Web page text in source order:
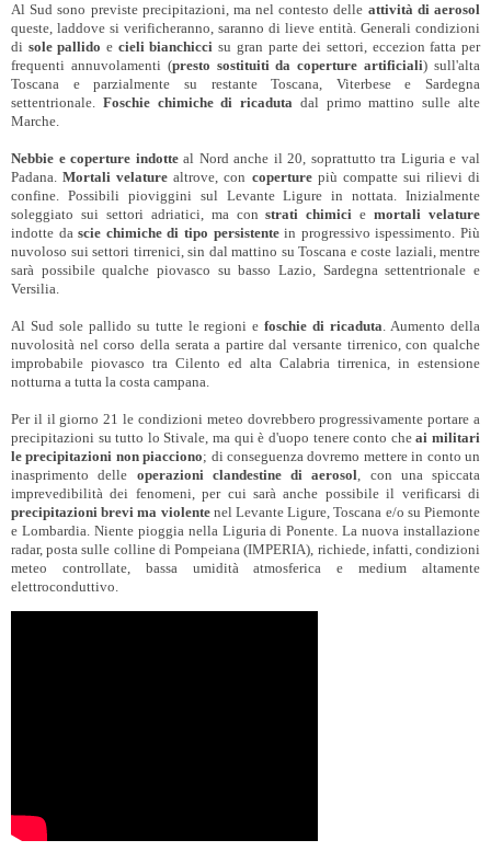
Al Sud sono previste precipitazioni, ma nel contesto delle attività di aerosol
queste, laddove si verificheranno, saranno di lieve entità. Generali condizioni
di sole pallidoe cieli bianchiccisu gran parte dei settori, eccezion fatta per
frequenti annuvolamenti (presto sostituiti da coperture artificiali) sull'alta
Toscana e parzialmente su restante Toscana, Viterbese e Sardegna
settentrionale. Foschie chimiche di ricaduta dal primo mattino sulle alte
Marche.
Nebbie e coperture indotteal Nord anche il 20, soprattutto tra Liguria e val
Padana.Mortali velaturealtrove, con coperture più compatte sui rilievi di
confine. Possibili pioviggini sul Levante Ligure in nottata. Inizialmente
soleggiato sui settori adriatici, ma constrati chimiciemortali velature
indotte dascie chimiche di tipo persistentein progressivo ispessimento. Più
nuvoloso sui settori tirrenici, sin dal mattino su Toscana e coste laziali, mentre
sarà possibile qualche piovasco su basso Lazio, Sardegna settentrionale e
Versilia.
Al Sud sole pallido su tutte le regioni efoschie di ricaduta. Aumento della
nuvolosità nel corso della serata a partire dal versante tirrenico, con qualche
improbabile piovasco tra Cilento ed alta Calabria tirrenica, in estensione
notturna a tutta la costa campana.
Per il il giorno 21 le condizioni meteo dovrebbero progressivamente portare a
precipitazioni su tutto lo Stivale, ma qui è d'uopo tenere conto cheai militari
le precipitazioni non piacciono; di conseguenza dovremo mettere in conto un
inasprimento delle operazioni clandestine di aerosol, con una spiccata
imprevedibilità dei fenomeni, per cui sarà anche possibile il verificarsi di
precipitazioni brevi ma violente nel Levante Ligure, Toscana e/o su Piemonte
e Lombardia. Niente pioggia nella Liguria di Ponente. La nuova installazione
radar, posta sulle colline di Pompeiana (IMPERIA), richiede, infatti, condizioni
meteo controllate, bassa umidità atmosferica e medium altamente
elettroconduttivo.